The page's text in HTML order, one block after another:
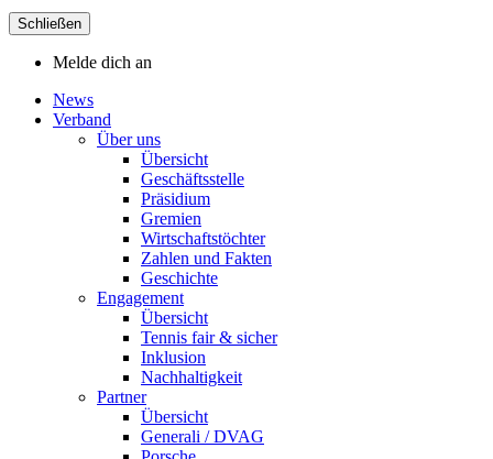
Schließen
Melde dich an
News
Verband
Über uns
Übersicht
Geschäftsstelle
Präsidium
Gremien
Wirtschaftstöchter
Zahlen und Fakten
Geschichte
Engagement
Übersicht
Tennis fair & sicher
Inklusion
Nachhaltigkeit
Partner
Übersicht
Generali / DVAG